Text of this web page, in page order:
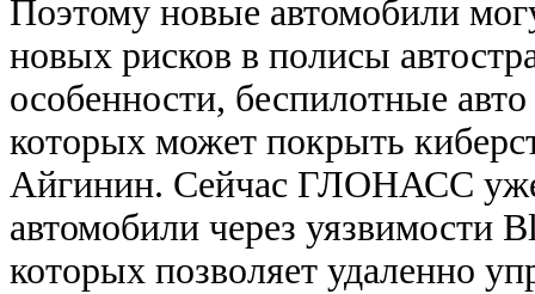
Поэтому новые автомобили
новых рисков в полисы
особенности, беспилотные
которых может покрыть
Айгинин. Сейчас ГЛОНАСС уже
автомобили через уязвимости
которых позволяет удаленно